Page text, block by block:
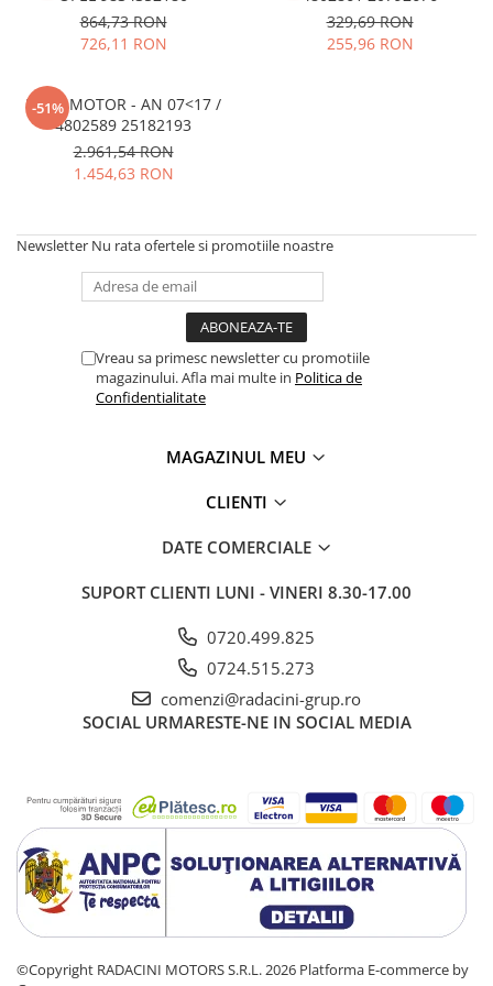
864,73 RON
726,11 RON
329,69 RON
255,96 RON
-51%
FULIE MOTOR - AN 07<17 /
4802589 25182193
2.961,54 RON
1.454,63 RON
Newsletter Nu rata ofertele si promotiile noastre
Vreau sa primesc newsletter cu promotiile
magazinului. Afla mai multe in Politica de
Confidentialitate
MAGAZINUL MEU
CLIENTI
DATE COMERCIALE
SUPORT CLIENTI LUNI - VINERI 8.30-17.00
0720.499.825
0724.515.273
comenzi@radacini-grup.ro
SOCIAL URMARESTE-NE IN SOCIAL MEDIA
©Copyright RADACINI MOTORS S.R.L. 2026 Platforma E-commerce by